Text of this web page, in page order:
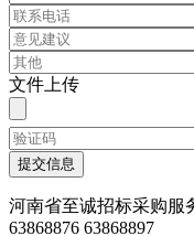
文件上传
提交信息
河南省至诚招标采购服
63868876 63868897